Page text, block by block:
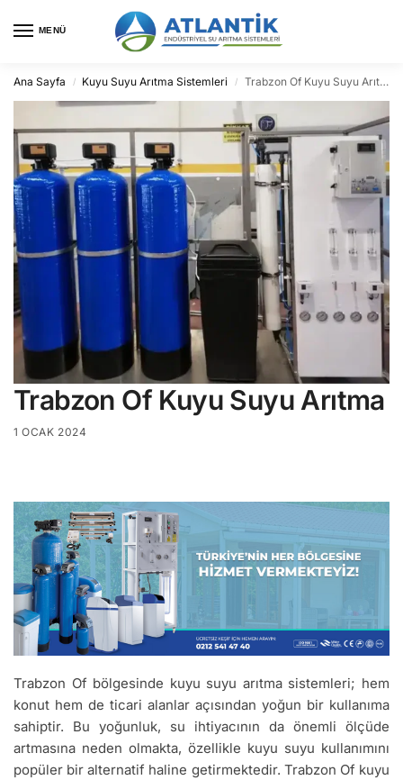
MENÜ
Ana Sayfa / Kuyu Suyu Arıtma Sistemleri / Trabzon Of Kuyu Suyu Arıtma
Trabzon Of Kuyu Suyu Arıtma
1 OCAK 2024
Trabzon Of bölgesinde kuyu suyu arıtma sistemleri; hem
konut hem de ticari alanlar açısından yoğun bir kullanıma
sahiptir. Bu yoğunluk, su ihtiyacının da önemli ölçüde
artmasına neden olmakta, özellikle kuyu suyu kullanımını
popüler bir alternatif haline getirmektedir. Trabzon Of kuyu